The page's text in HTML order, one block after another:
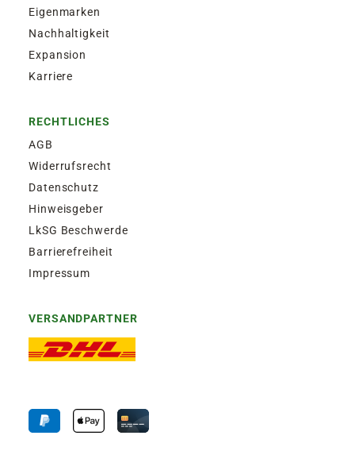
Eigenmarken
Nachhaltigkeit
Expansion
Karriere
RECHTLICHES
AGB
Widerrufsrecht
Datenschutz
Hinweisgeber
LkSG Beschwerde
Barrierefreiheit
Impressum
VERSANDPARTNER